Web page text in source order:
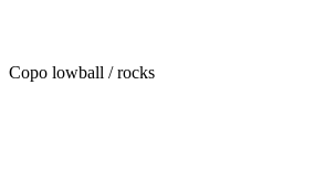
Copo lowball / rocks